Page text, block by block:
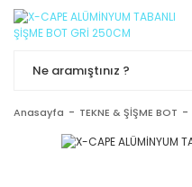
Anasayfa TEKNE & ŞİŞME BOT